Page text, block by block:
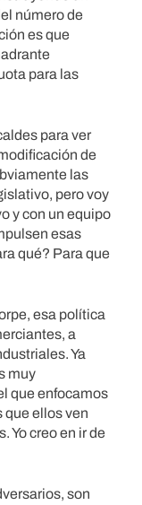
número de
es que
para las
para ver
de
las
pero voy
y con un equipo
esas
qué? Para que
esa política
a
Ya
muy
que enfocamos
que ellos ven
Yo creo en ir de
son